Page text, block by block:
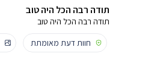
תודה רבה הכל היה טוב
תודה רבה הכל היה טוב
חוות דעת מאומתת